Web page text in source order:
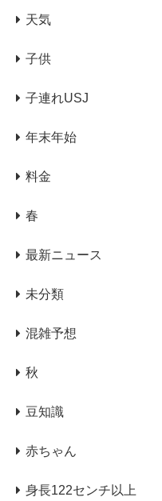
天気
子供
子連れUSJ
年末年始
料金
春
最新ニュース
未分類
混雑予想
秋
豆知識
赤ちゃん
身長122センチ以上